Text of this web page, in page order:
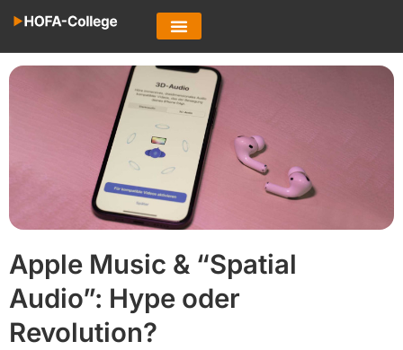
Apple Music & “Spatial
Audio”: Hype oder
Revolution?